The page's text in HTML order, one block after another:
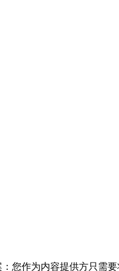
您作为内容提供方只需